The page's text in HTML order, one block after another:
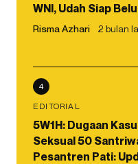
WNI, Udah Siap
Risma Azhari 2 bulan
4
EDITORIAL
5W1H: Dugaan
Seksual 50
Pesantren Pati: